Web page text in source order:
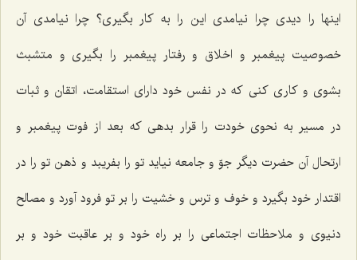
اینها را دیدی چرا نیامدی این را به کار بگیری؟ چرا نیامدی آن
خصوصیت پیغمبر و اخلاق و رفتار پیغمبر را بگیری و متشبث
بشوی و کاری کنی که در نفس خود دارای استقامت، اتقان و ثبات
در مسیر به نحوی خودت را قرار بدهی که بعد از فوت پیغمبر و
ارتحال آن حضرت دیگر جوّ و جامعه نیاید تو را بفریبد و ذهن تو را در
اقتدار خود بگیرد و خوف و ترس و خشیت را بر تو فرود آورد و مصالح
دنیوی و ملاحظات اجتماعی را بر راه خود و بر عاقبت خود و بر